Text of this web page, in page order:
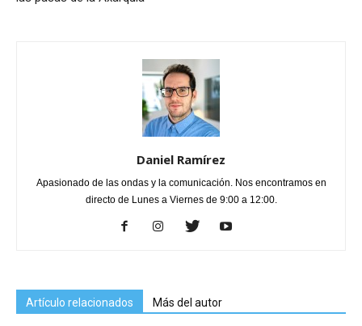
Daniel Ramírez
Apasionado de las ondas y la comunicación. Nos encontramos en
directo de Lunes a Viernes de 9:00 a 12:00.
Artículo relacionados Más del autor